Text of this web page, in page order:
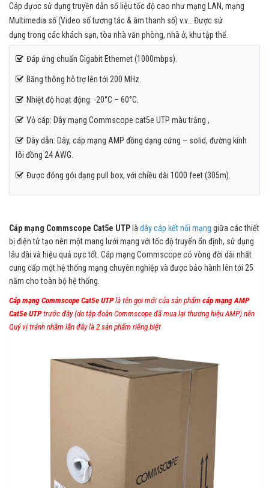
Cáp đựơc sử dụng truyền dẫn số liệu tốc độ cao như mạng LAN, mạng
Multimedia số (Video số tương tác & âm thanh số) v.v… Được sử
dụng trong các khách sạn, tòa nhà văn phòng, nhà ở, khu tập thể.
Đáp ứng chuẩn Gigabit Ethernet (1000mbps).
Băng thông hỗ trợ lên tới 200 MHz.
Nhiệt độ hoạt động: -20°C – 60°C.
Vỏ cáp: Dây mạng Commscope cat5e UTP màu trắng ,
Dây dẫn: Dây, cáp mạng AMP đồng dạng cứng – solid, đường kính
lõi đồng 24 AWG.
Được đóng gói dạng pull box, với chiều dài 1000 feet (305m).
Cáp mạng Commscope Cat5e UTPlà dây cáp kết nối mạng giữa các thiết
bị điện tử tạo nên một mang lưới mạng với tốc độ truyển ổn định, sử dụng
lâu dài và hiệu quả cực tốt. Cáp mạng Commscope có vòng đời dài nhất
cung cấp một hệ thống mạng chuyên nghiệp và được bảo hành lên tới 25
năm cho toàn bộ hệ thống.
Cáp mạng Commscope Cat5e UTPlà tên gọi mới của sản phẩm cáp mạng AMP
Cat5e UTPtrước đây (do tập đoàn Commscope đã mua lại thương hiệu AMP) nên
Quý vị tránh nhầm lẫn đây là 2 sản phẩm riêng biệt